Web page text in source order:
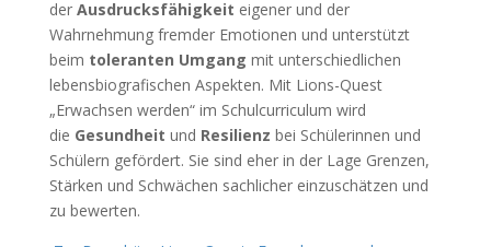
der Ausdrucksfähigkeit eigener und der
Wahrnehmung fremder Emotionen und unterstützt
beim toleranten Umgang mit unterschiedlichen
lebensbiografischen Aspekten. Mit Lions-Quest
„Erwachsen werden“ im Schulcurriculum wird
die Gesundheit und Resilienz bei Schülerinnen und
Schülern gefördert. Sie sind eher in der Lage Grenzen,
Stärken und Schwächen sachlicher einzuschätzen und
zu bewerten.